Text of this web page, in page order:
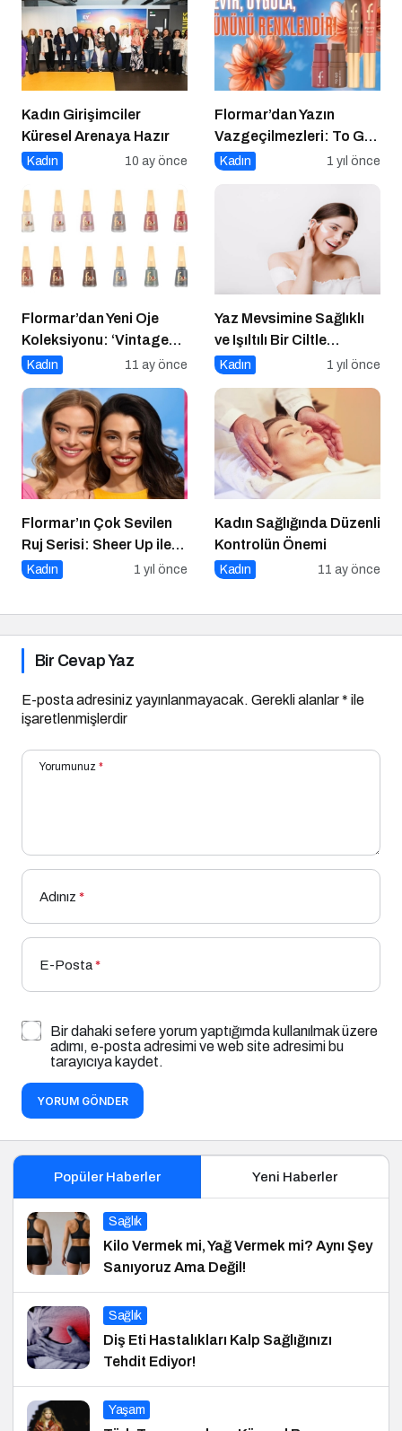
Kadın Girişimciler
Küresel Arenaya Hazır
Kadın 10 ay önce
Flormar’dan Yazın
Vazgeçilmezleri: To Go
Blush & To Go Bronzer
Kadın 1 yıl önce
Flormar’dan Yeni Oje
Koleksiyonu: ‘Vintage
Romance’ Nostaljiyle
Zarafeti Tırnaklara
Taşıyor!
Kadın 11 ay önce
Yaz Mevsimine Sağlıklı
ve Işıltılı Bir Ciltle
Merhaba Deyin
Kadın 1 yıl önce
Flormar’ın Çok Sevilen
Ruj Serisi: Sheer Up ile
Gülümse
Kadın 1 yıl önce
Kadın Sağlığında Düzenli
Kontrolün Önemi
Kadın 11 ay önce
Bir Cevap Yaz
E-posta adresiniz yayınlanmayacak. Gerekli alanlar* ile
işaretlenmişlerdir
Yorumunuz *
Adınız *
E-Posta*
Bir dahaki sefere yorum yaptığımda kullanılmak üzere
adımı, e-posta adresimi ve web site adresimi bu
tarayıcıya kaydet.
YORUM GÖNDER
Popüler Haberler Yeni Haberler
Sağlık
Kilo Vermek mi, Yağ Vermek mi? Aynı Şey
Sanıyoruz Ama Değil!
Sağlık
Diş Eti Hastalıkları Kalp Sağlığınızı
Tehdit Ediyor!
Yaşam